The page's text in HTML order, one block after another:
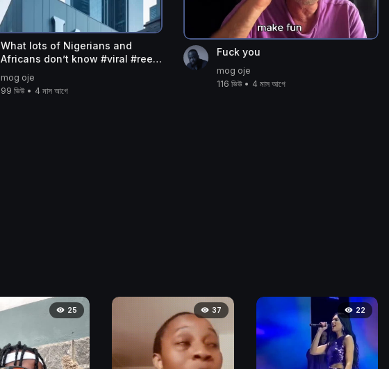
What lots of Nigerians and
Africans don’t know #viral #reels
#fyp #nigeria #life
mog oje
99 ভিউ • 4 মাস আগে
Fuck you
mog oje
116 ভিউ • 4 মাস আগে
25 37 22